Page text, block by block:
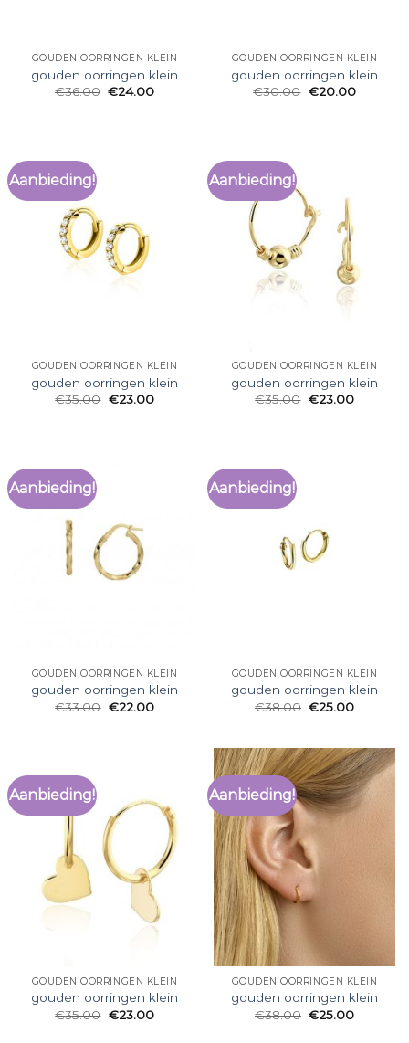
GOUDEN OORRINGEN KLEIN
gouden oorringen klein
€36.00 €24.00
GOUDEN OORRINGEN KLEIN
gouden oorringen klein
€30.00 €20.00
Aanbieding!
GOUDEN OORRINGEN KLEIN
gouden oorringen klein
€35.00 €23.00
Aanbieding!
GOUDEN OORRINGEN KLEIN
gouden oorringen klein
€35.00 €23.00
Aanbieding!
GOUDEN OORRINGEN KLEIN
gouden oorringen klein
€33.00 €22.00
Aanbieding!
GOUDEN OORRINGEN KLEIN
gouden oorringen klein
€38.00 €25.00
Aanbieding!
GOUDEN OORRINGEN KLEIN
gouden oorringen klein
€35.00 €23.00
Aanbieding!
GOUDEN OORRINGEN KLEIN
gouden oorringen klein
€38.00 €25.00